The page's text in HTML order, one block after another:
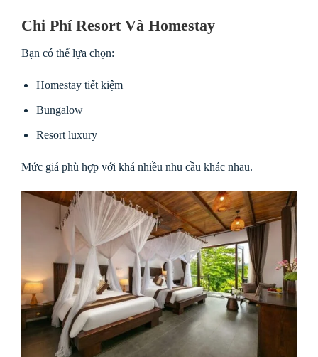
Chi Phí Resort Và Homestay
Bạn có thể lựa chọn:
Homestay tiết kiệm
Bungalow
Resort luxury
Mức giá phù hợp với khá nhiều nhu cầu khác nhau.